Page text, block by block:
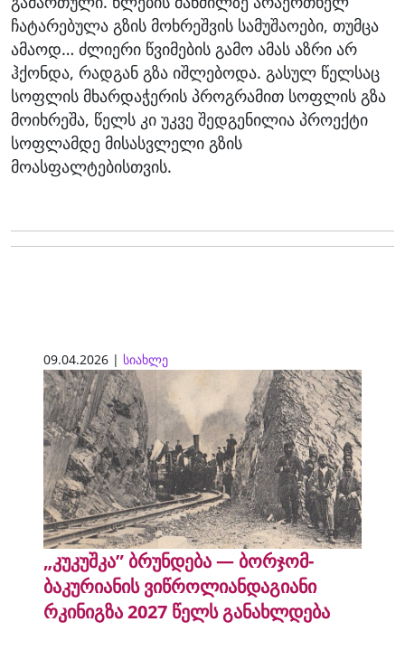
ჩატარებულა გზის მოხრეშვის სამუშაოები, თუმცა
ამაოდ… ძლიერი წვიმების გამო ამას აზრი არ
ჰქონდა, რადგან გზა იშლებოდა. გასულ წელსაც
სოფლის მხარდაჭერის პროგრამით სოფლის გზა
მოიხრეშა, წელს კი უკვე შედგენილია პროექტი
სოფლამდე მისასვლელი გზის
მოასფალტებისთვის.
09.04.2026 | სიახლე
„კუკუშკა” ბრუნდება — ბორჯომ-
ბაკურიანის ვიწროლიანდაგიანი
რკინიგზა 2027 წელს განახლდება